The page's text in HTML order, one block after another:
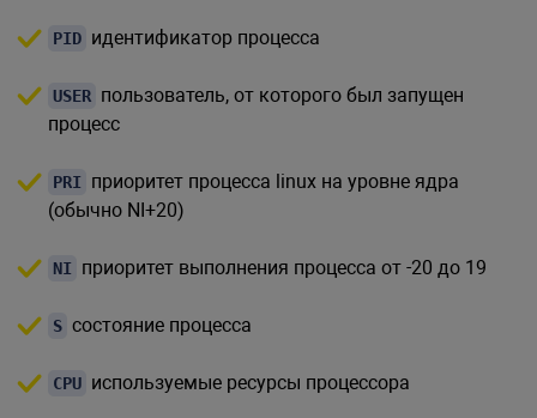
PID идентификатор процесса
USER пользователь, от которого был запущен
процесс
PRI приоритет процесса linux на уровне ядра
(обычно NI+20)
NI приоритет выполнения процесса от -20 до 19
S состояние процесса
CPU используемые ресурсы процессора